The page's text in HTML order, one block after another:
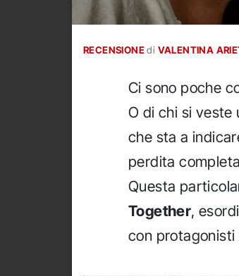
RECENSIONE di VALENTINA
Ci sono poche
O di chi si veste
che sta a
perdita
Questa
Together,
con protagonisti